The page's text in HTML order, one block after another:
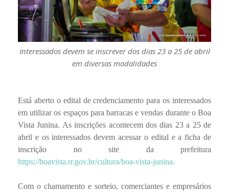
Interessados devem se inscrever dos dias 23 a 25 de abril
em diversas modalidades
Está aberto o edital de credenciamento para os interessados
em utilizar os espaços para barracas e vendas durante o Boa
Vista Junina. As inscrições acontecem dos dias 23 a 25 de
abril e os interessados devem acessar o edital e a ficha de
inscrição no site da prefeitura
https://boavista.rr.gov.br/cultura/boa-vista-junina.
Com o chamamento e sorteio, comerciantes e empresários